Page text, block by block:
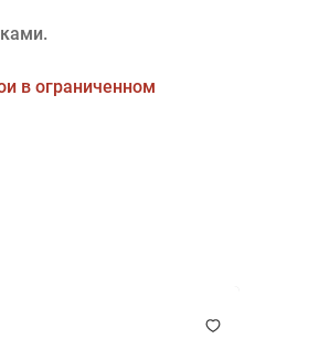
в ограниченном